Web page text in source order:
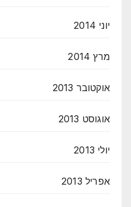
יוני 2014
מרץ 2014
אוקטובר 2013
אוגוסט 2013
יולי 2013
אפריל 2013